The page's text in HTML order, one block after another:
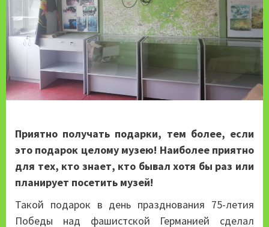
Приятно получать подарки, тем более, если
это подарок целому музею! Наиболее приятно
для тех, кто знает, кто бывал хотя бы раз или
планирует посетить музей!
Такой подарок в день празднования 75-летия
Победы над фашистской Германией сделал